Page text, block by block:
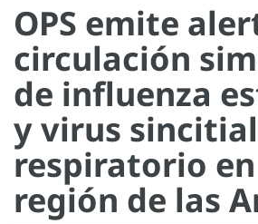
OPS emite
circulación
de influenza
y virus sincitial
respiratorio
región de las